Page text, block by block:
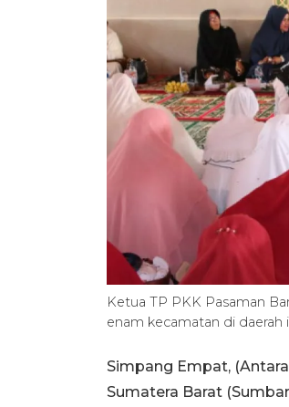
Ketua TP PKK Pasaman
enam kecamatan di daerah
Simpang Empat,
Sumatera Barat